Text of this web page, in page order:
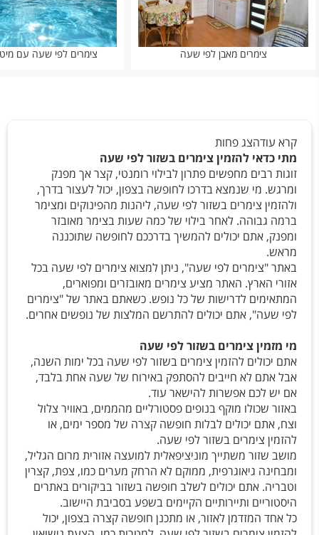
צימרים מאבן לפי שעה צימרים לפי שעה עם
קרא עודהצג פחות
מתי כדאי להזמין צימרים בשזור לפי שעה
זוגות רבים מחפשים פתרון לבילוי רומנטי, קצר אך מפנק
ומרגש. מי שנמצא בדרכו לחופשה בצפון, יכול לעצור בדרך,
ולהזמין צימרים בשזור לפי שעה, ליהנות מהפינוקים ומצימר
ברמה גבוהה. לאחר בילוי של כמה שעות בצימר מאובזר
ומפנק, אתם יכולים להמשיך בדרככם לחופשה שתוכננה
מראש.
באתר "צימרים לפי שעה", ניתן למצוא צימרים לפי שעה בכל
אזורי הארץ. האתר מציע צימרים מאובזרים ומפוארים,
המתאימים לדרישות של כל נופש. כשאתם באתר של "צימרים
לפי שעה", אתם יכולים להתרשם המלצות של נופשים אחרים.
מי מזמין צימרים בשזור לפי שעה
אתם יכולים להזמין צימרים בשזור לפי שעה בכל ימות השנה,
אבל אתם לא חייבים להסתפק באירוח של שעה אחת בלבד,
אם יש לכם אפשרות להישאר עוד.
באזור שכולו מוקף בנופים פסטורליים מהממים, באוויר צלול
וצח, אתם יכולים לבלות חופשה קצרה של מספר ימים, או
להזמין צימרים בשזור לפי שעה.
מושב שזור משתייך מוניציפאלית למועצה אזורית מרום הגליל,
ומבחינה גיאוגרפית, ממוקם לא הרחק מערים כמו, צפת, קצרין
וטבריה. אתם יכולים לשלב חופשה בשזור בביקורים באתרים
היסטוריים ותיירותיים הקיימים בשפע בסביבת היישוב.
כל אחד המזדמן לאזור, או מתכנן חופשה קצרה בצפון, יכול